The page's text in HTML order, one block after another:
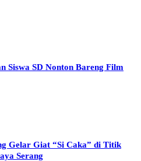
Siswa SD Nonton Bareng Film
Gelar Giat “Si Caka” di Titik
Serang